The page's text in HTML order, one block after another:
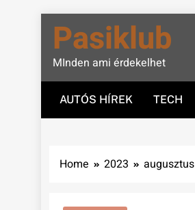
content
Pasiklub
MInden ami érdekelhet
AUTÓS HÍREK TECH
Home 2023 augusztus